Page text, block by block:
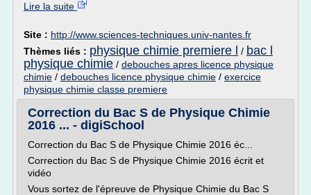
Lire la suite
Site : http://www.sciences-techniques.univ-nantes.fr
Thèmes liés : physique chimie premiere l / bac l
physique chimie / debouches apres licence physique
chimie / debouches licence physique chimie / exercice
physique chimie classe premiere
Correction du Bac S de Physique Chimie
2016 ... - digiSchool
Correction du Bac S de Physique Chimie 2016 éc...
Correction du Bac S de Physique Chimie 2016 écrit et
vidéo
Vous sortez de l'épreuve de Physique Chimie du Bac S